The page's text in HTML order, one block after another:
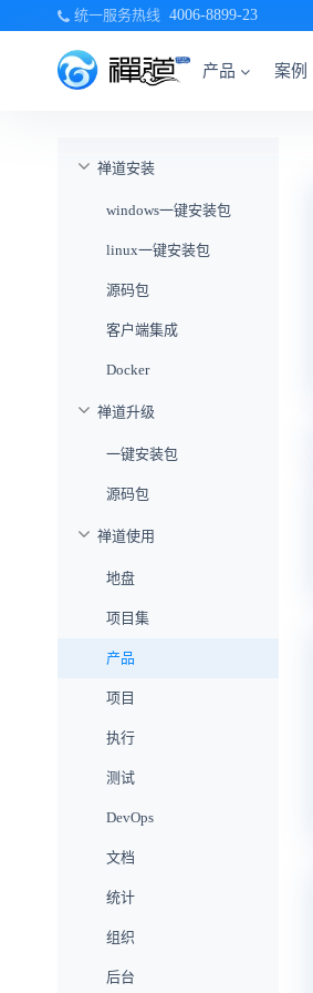
统一服务热线 4006-8899-23
产品 案例
禅道安装
windows一键安装包
linux一键安装包
源码包
客户端集成
Docker
禅道升级
一键安装包
源码包
禅道使用
地盘
项目集
产品
项目
执行
测试
DevOps
文档
统计
组织
后台